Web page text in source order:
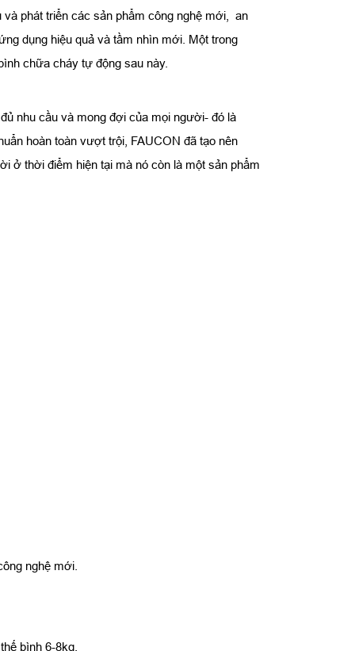
phát triển các sản phẩm công nghệ mới, an
dụng hiệu quả và tầm nhìn mới. Một trong
chữa cháy tự động sau này.
nhu cầu và mong đợi của mọi người- đó là
hoàn toàn vượt trội, FAUCON đã tạo nên
ở thời điểm hiện tại mà nó còn là một sản phẩm
nghệ mới.
bình 6-8kg.